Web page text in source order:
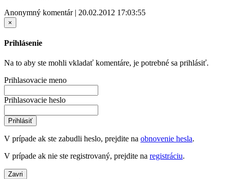
Anonymný komentár | 20.02.2012 17:03:55
×
Prihlásenie
Na to aby ste mohli vkladať komentáre, je potrebné sa prihlásiť.
Prihlasovacie meno
Prihlasovacie heslo
Prihlásiť
V prípade ak ste zabudli heslo, prejdite na obnovenie hesla.
V prípade ak nie ste registrovaný, prejdite na registráciu.
Zavri